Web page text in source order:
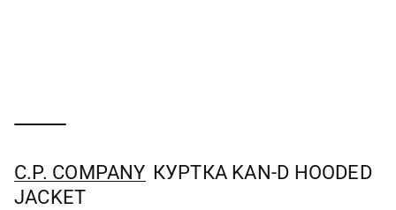
C.P. COMPANY КУРТКА KAN-D HOODED
JACKET